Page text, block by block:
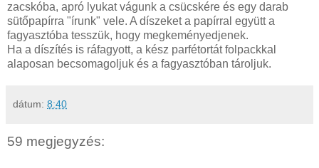
zacskóba, apró lyukat vágunk a csücskére és egy darab
sütőpapírra "írunk" vele. A díszeket a papírral együtt a
fagyasztóba tesszük, hogy megkeményedjenek.
Ha a díszítés is ráfagyott, a kész parfétortát folpackkal
alaposan becsomagoljuk és a fagyasztóban tároljuk.
dátum: 8:40
59 megjegyzés: